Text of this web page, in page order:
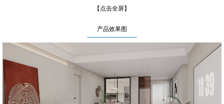
【点击全屏】
产品效果图